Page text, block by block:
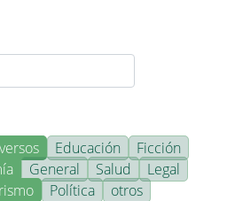
Educación
Ficción
General Salud
Legal
Política otros